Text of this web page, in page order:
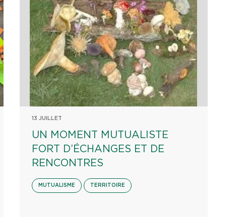
13 JUILLET
UN MOMENT MUTUALISTE
FORT D’ÉCHANGES ET DE
RENCONTRES
MUTUALISME TERRITOIRE